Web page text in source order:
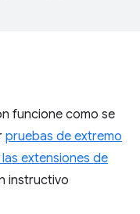
funcione como se
pruebas de extremo
extensiones de
instructivo